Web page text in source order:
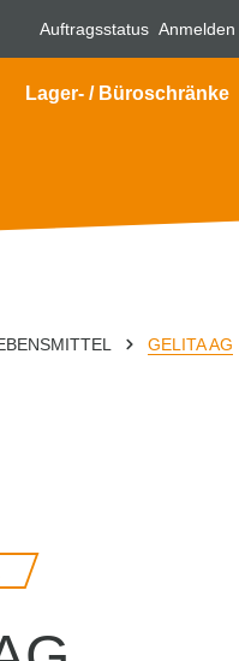
Auftragsstatus Anmelden
Lager- / Büroschränke
GELITA AG